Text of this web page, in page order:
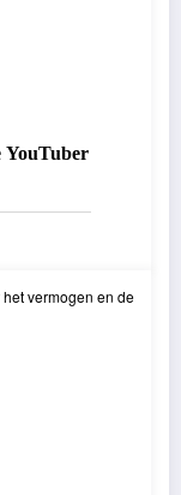
YouTuber